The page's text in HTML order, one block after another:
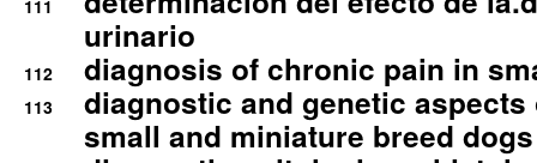
111
urinario
112 diagnosis of chronic pain in
113
diagnostic and genetic
small and miniature breed